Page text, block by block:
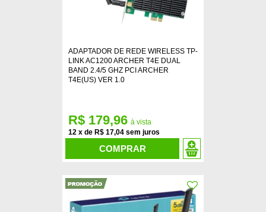
ADAPTADOR DE REDE WIRELESS TP-
LINK AC1200 ARCHER T4E DUAL
BAND 2.4/5 GHZ PCI ARCHER
T4E(US) VER 1.0
12 x de R$ 17,04
R$ 179,96
COMPRAR